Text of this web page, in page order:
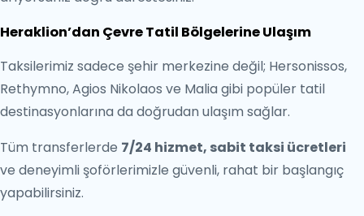
Heraklion’dan Çevre Tatil Bölgelerine Ulaşım
Taksilerimiz sadece şehir merkezine değil; Hersonissos,
Rethymno, Agios Nikolaos ve Malia gibi popüler tatil
destinasyonlarına da doğrudan ulaşım sağlar.
Tüm transferlerde 7/24 hizmet, sabit taksi ücretleri
ve deneyimli şoförlerimizle güvenli, rahat bir başlangıç
yapabilirsiniz.